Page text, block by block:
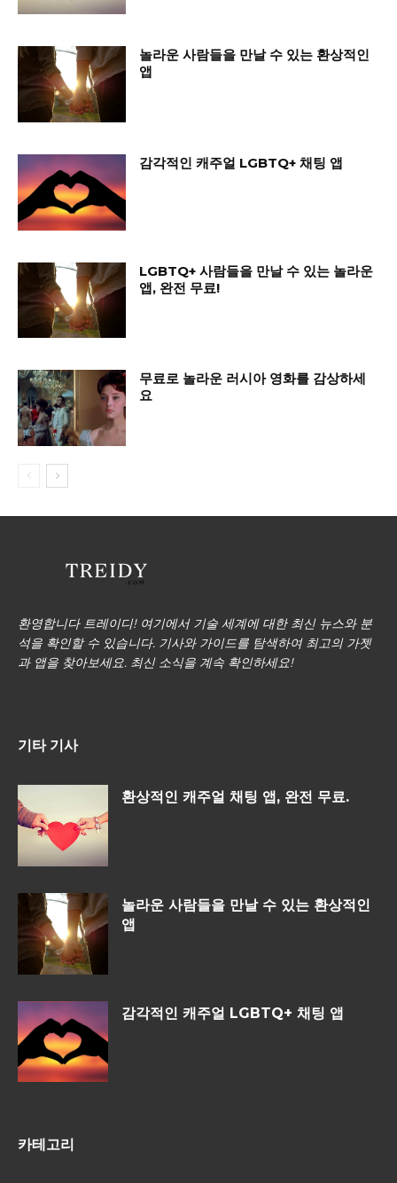
놀라운 사람들을 만날 수 있는 환상적인
앱
감각적인 캐주얼 LGBTQ+ 채팅 앱
LGBTQ+ 사람들을 만날 수 있는 놀라운
앱, 완전 무료!
무료로 놀라운 러시아 영화를 감상하세
요
환영합니다 트레이디! 여기에서 기술 세계에 대한 최신 뉴스와 분
석을 확인할 수 있습니다. 기사와 가이드를 탐색하여 최고의 가젯
과 앱을 찾아보세요. 최신 소식을 계속 확인하세요!
기타 기사
환상적인 캐주얼 채팅 앱, 완전 무료.
놀라운 사람들을 만날 수 있는 환상적인
앱
감각적인 캐주얼 LGBTQ+ 채팅 앱
카테고리